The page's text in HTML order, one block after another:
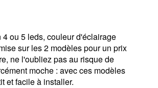
ou 5 leds, couleur d'éclairage
sur les 2 modèles pour un prix
ne l'oubliez pas au risque de
moche : avec ces modèles
et facile à installer.